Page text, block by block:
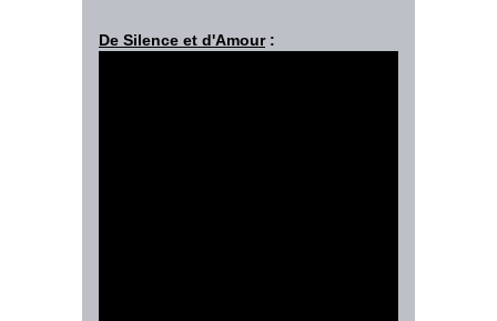
De Silence et d'Amour: